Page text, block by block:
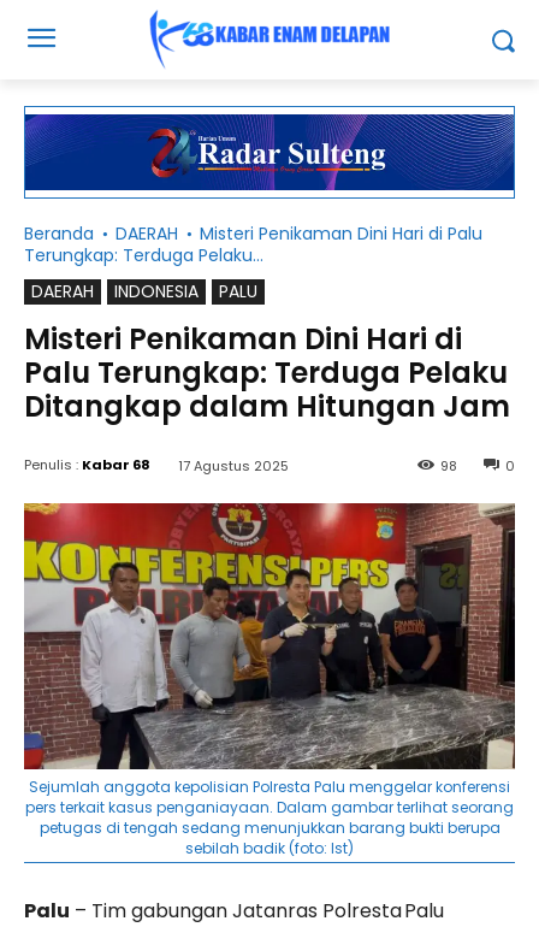
Beranda DAERAH
Misteri Penikaman Dini Hari di Palu
Terungkap: Terduga Pelaku...
DAERAH
INDONESIA PALU
Misteri Penikaman Dini Hari di
Palu Terungkap: Terduga Pelaku
Ditangkap dalam Hitungan Jam
Penulis : Kabar 68 17 Agustus 2025 0
98
Sejumlah anggota kepolisian Polresta Palu menggelar konferensi
pers terkait kasus penganiayaan. Dalam gambar terlihat seorang
petugas di tengah sedang menunjukkan barang bukti berupa
sebilah badik (foto: Ist)
Palu – Tim gabungan Jatanras Polresta Palu